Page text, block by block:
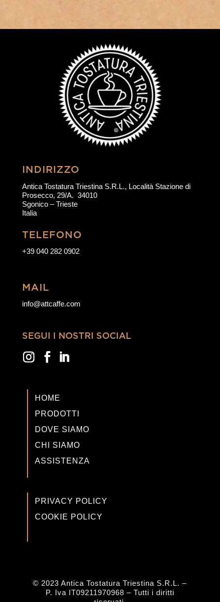
INDIRIZZO
Antica Tostatura Triestina S.R.L., Località Stazione di
Prosecco, 29/A. 34010
Sgonico – Trieste
Italia
TELEFONO
+39 040 282 0902
MAIL
info@attcaffe.com
SEGUI I NOSTRI SOCIAL
HOME
PRODOTTI
DOVE SIAMO
CHI SIAMO
ASSISTENZA
PRIVACY POLICY
COOKIE POLICY
© 2023 Antica Tostatura Triestina S.R.L. –
P. Iva IT09211970968 – Tutti i diritti